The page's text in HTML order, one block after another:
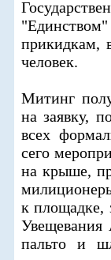
прикидкам,
человек.
Митинг
на заявку,
всех
сего
на крыше,
к площадке,
Увещевания
пальто и